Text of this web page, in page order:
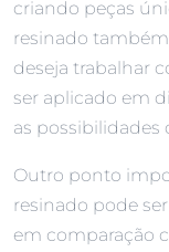
criando peças
resinado
deseja trabalhar
ser aplicado em
as possibilidades
Outro ponto
resinado pode
em comparação